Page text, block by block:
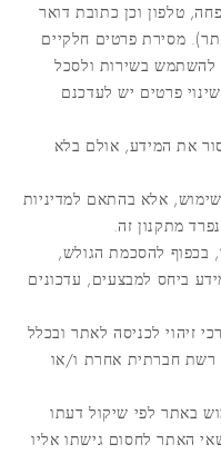
טלפון וכן כתובת דואר
מסירת פרטים חלקיים
להשתמש בשירות ולסכל
פרטים יש לעדכנם
את המידע, אולם בלא
אלא בהתאם למדיניות
מתקנון זה.
בכפוף להסכמת הגולש,
ביחס למבצעים, עדכונים
זיהוי לכניסה לאתר ובכלל
רשת חברתית אחרת ו/או
באתר לפי שיקול דעתו
האתר לחסום גישתו אליו